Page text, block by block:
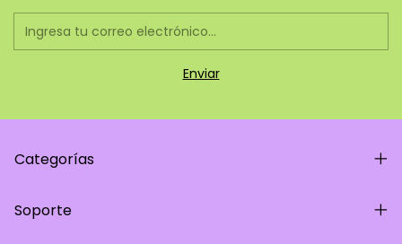
Categorías
Soporte